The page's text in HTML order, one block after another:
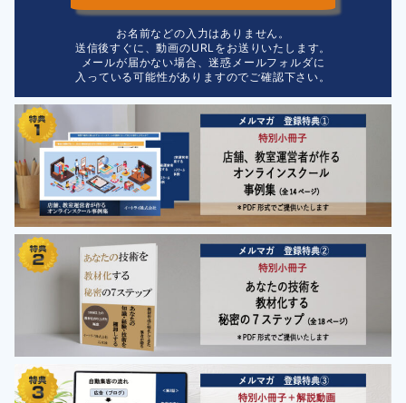
お名前などの入力はありません。
送信後すぐに、動画のURLをお送りいたします。
メールが届かない場合、迷惑メールフォルダに
入っている可能性がありますのでご確認下さい。